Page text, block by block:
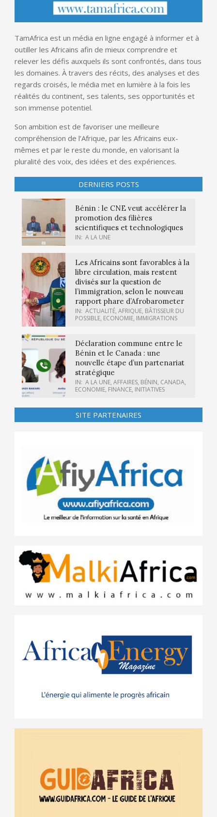
TamAfrica est un média en ligne engagé à informer et à
outiller les Africains afin de mieux comprendre et
relever les défis auxquels ils sont confrontés, dans tous
les domaines. À travers des récits, des analyses et des
regards croisés, le média met en lumière à la fois les
réalités du continent, ses talents, ses opportunités et
son immense potentiel.
Son ambition est de favoriser une meilleure
compréhension de l’Afrique, par les Africains eux-
mêmes et par le reste du monde, en valorisant la
pluralité des voix, des idées et des expériences.
DERNIERS POSTS
Bénin : le CNE veut accélérer la
promotion des filières
scientifiques et technologiques
IN: A LA UNE
Les Africains sont favorables à la
libre circulation, mais restent
divisés sur la question de
l’immigration, selon le nouveau
rapport phare d’Afrobarometer
IN: ACTUALITÉ, AFRIQUE, BÂTISSEUR DU
POSSIBLE, ECONOMIE, IMMIGRATIONS
Déclaration commune entre le
Bénin et le Canada : une
nouvelle étape d’un partenariat
stratégique
IN: A LA UNE, AFFAIRES, BÉNIN, CANADA,
ECONOMIE, FINANCE, INITIATIVES
SITE PARTENAIRES